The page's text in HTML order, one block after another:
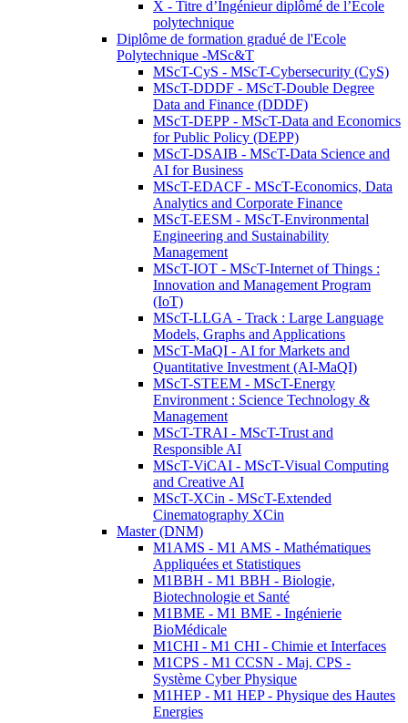
X - Titre d’Ingénieur diplômé de l’École
polytechnique
Diplôme de formation gradué de l'Ecole
Polytechnique -MSc&T
MScT-CyS - MScT-Cybersecurity (CyS)
MScT-DDDF - MScT-Double Degree
Data and Finance (DDDF)
MScT-DEPP - MScT-Data and Economics
for Public Policy (DEPP)
MScT-DSAIB - MScT-Data Science and
AI for Business
MScT-EDACF - MScT-Economics, Data
Analytics and Corporate Finance
MScT-EESM - MScT-Environmental
Engineering and Sustainability
Management
MScT-IOT - MScT-Internet of Things :
Innovation and Management Program
(IoT)
MScT-LLGA - Track : Large Language
Models, Graphs and Applications
MScT-MaQI - AI for Markets and
Quantitative Investment (AI-MaQI)
MScT-STEEM - MScT-Energy
Environment : Science Technology &
Management
MScT-TRAI - MScT-Trust and
Responsible AI
MScT-ViCAI - MScT-Visual Computing
and Creative AI
MScT-XCin - MScT-Extended
Cinematography XCin
Master (DNM)
M1AMS - M1 AMS - Mathématiques
Appliquées et Statistiques
M1BBH - M1 BBH - Biologie,
Biotechnologie et Santé
M1BME - M1 BME - Ingénierie
BioMédicale
M1CHI - M1 CHI - Chimie et Interfaces
M1CPS - M1 CCSN - Maj. CPS -
Système Cyber Physique
M1HEP - M1 HEP - Physique des Hautes
Energies